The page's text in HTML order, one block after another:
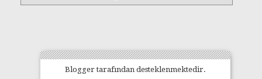
Bloggertarafından desteklenmektedir.